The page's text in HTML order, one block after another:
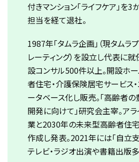
付きマンション「ライフケア」を
担当を経て退社。
1987年「タムラ企画」（現タムラ
レーティング）を設立し代表に
設コンサル500件以上。開設ホ
者住宅・介護保険居宅サービス
ータベース化し販売。「高齢者
開発に向けて」研究会主宰。ア
業と2030年の未来型高齢者住
作成し発表。2021年には「自立
テレビ・ラジオ出演や書籍出版多